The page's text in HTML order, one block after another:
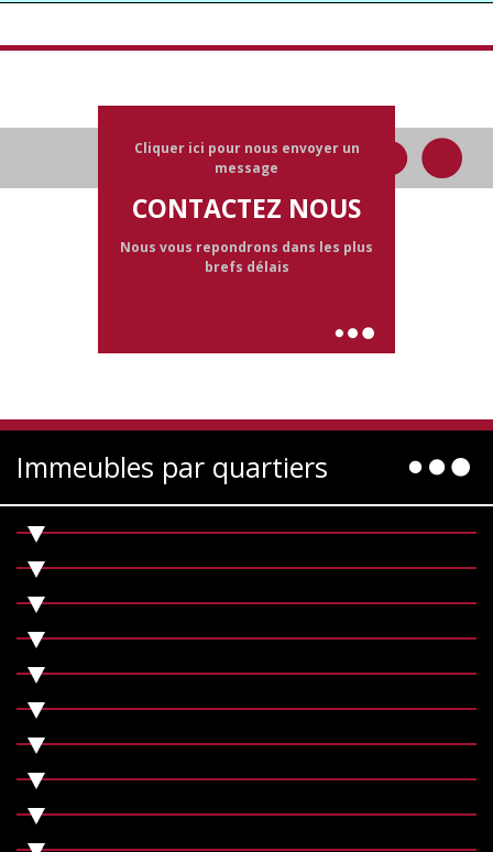
Cliquer ici pour nous envoyer un
message
CONTACTEZ NOUS
Nous vous repondrons dans les plus
brefs délais
Immeubles par quartiers